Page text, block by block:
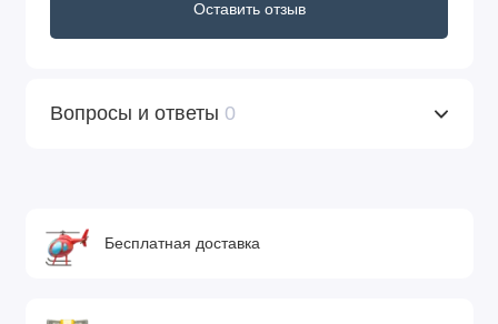
Оставить отзыв
Вопросы и ответы 0
Бесплатная доставка